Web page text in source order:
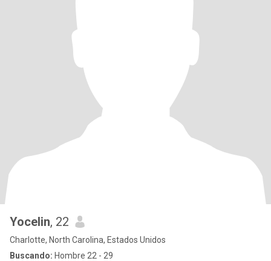
Yocelin, 22
Charlotte, North Carolina, Estados Unidos
Buscando: Hombre 22 - 29